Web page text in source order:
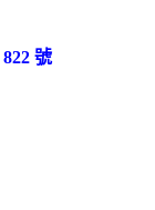
號